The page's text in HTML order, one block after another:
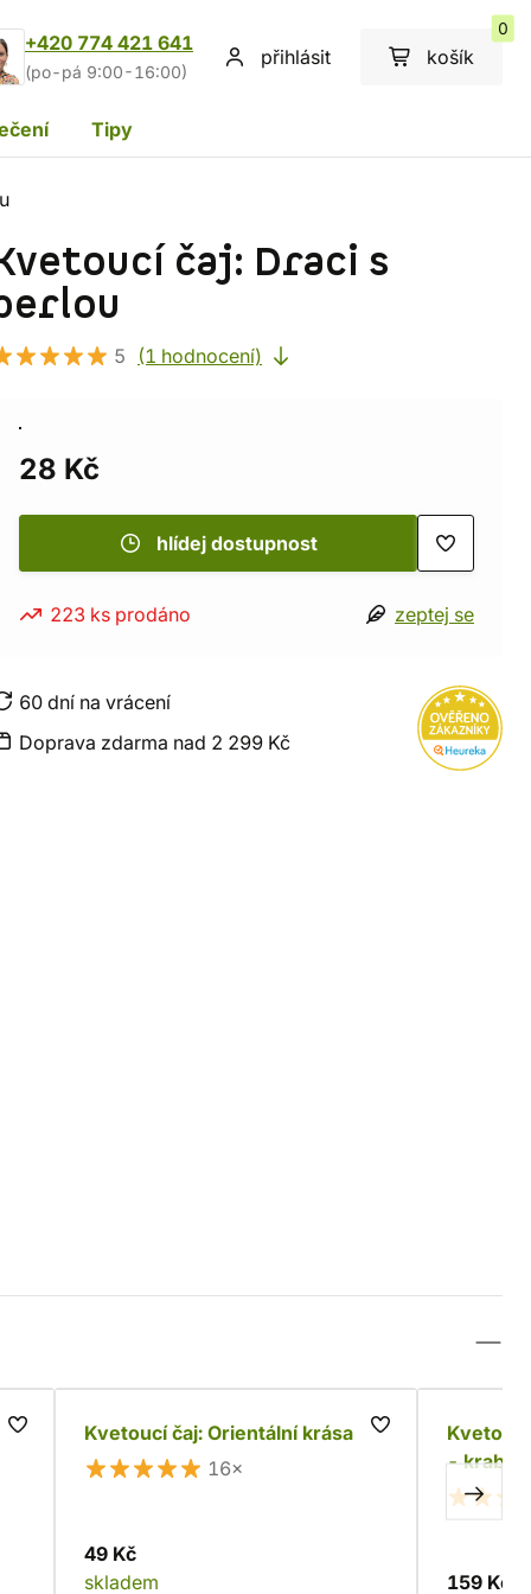
+420 774 421 641
(po-pá 9:00-16:00)
přihlásit košík
0
Tipy
čaj: Draci s
5 (1 hodnocení)
28 Kč
hlídej dostupnost
223 ks prodáno zeptej se
60 dní na vrácení
Doprava zdarma nad 2 299 Kč
Kvetoucí čaj: Orientální krása
16×
49 Kč
skladem
-
159 Kč